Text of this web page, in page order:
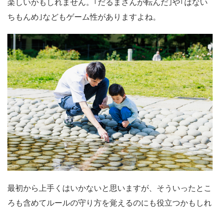
楽しいかもしれません。｢だるまさんが転んだ｣や｢はない
ちもんめ｣などもゲーム性がありますよね。
最初から上手くはいかないと思いますが、そういったとこ
ろも含めてルールの守り方を覚えるのにも役立つかもしれ